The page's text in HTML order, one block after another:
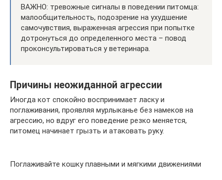
ВАЖНО: тревожные сигналы в поведении питомца:
малообщительность, подозрение на ухудшение
самочувствия, выраженная агрессия при попытке
дотронуться до определенного места – повод
проконсультироваться у ветеринара.
Причины неожиданной агрессии
Иногда кот спокойно воспринимает ласку и
поглаживания, проявляя мурлыканье без намеков на
агрессию, но вдруг его поведение резко меняется,
питомец начинает грызть и атаковать руку.
Поглаживайте кошку плавными и мягкими движениями